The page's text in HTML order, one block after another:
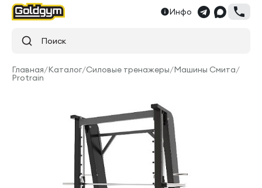
Инфо
Поиск
Главная/Каталог/Силовые тренажеры/Машины Смита/
Protrain